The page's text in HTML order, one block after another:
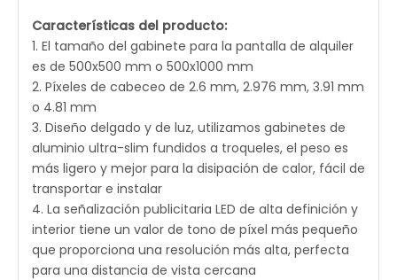
Características del producto:
1. El tamaño del gabinete para la pantalla de alquiler
es de 500x500 mm o 500x1000 mm
2. Píxeles de cabeceo de 2.6 mm, 2.976 mm, 3.91 mm
o 4.81 mm
3. Diseño delgado y de luz, utilizamos gabinetes de
aluminio ultra-slim fundidos a troqueles, el peso es
más ligero y mejor para la disipación de calor, fácil de
transportar e instalar
4. La señalización publicitaria LED de alta definición y
interior tiene un valor de tono de píxel más pequeño
que proporciona una resolución más alta, perfecta
para una distancia de vista cercana